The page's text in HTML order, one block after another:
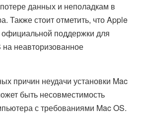
данных и неполадкам в
Также стоит отметить, что Apple
официальной поддержки для
на неавторизованное
причин неудачи установки Mac
быть несовместимость
с требованиями Mac OS.